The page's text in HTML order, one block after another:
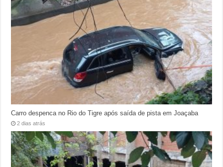
Carro despenca no Rio do Tigre após saída de pista em Joaçaba
2 dias atrás